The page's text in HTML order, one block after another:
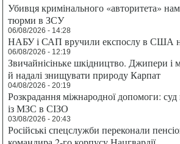
Убивця кримінального «авторитета»
тюрми в ЗСУ
06/08/2026 - 14:28
НАБУ і САП вручили експослу в США
06/08/2026 - 12:19
Звичайнісіньке шкідництво. Джипери і
й надалі знищувати природу Карпат
04/08/2026 - 20:19
Розкрадання міжнародної допомоги: суд
із МЗС в СІЗО
03/08/2026 - 20:43
Російські спецслужби переконали